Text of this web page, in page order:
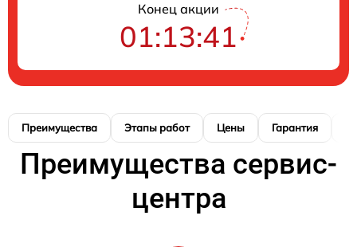
Конец акции
01:13:40
Преимущества Этапы работ Цены Гарантия
Преимущества сервис-
центра